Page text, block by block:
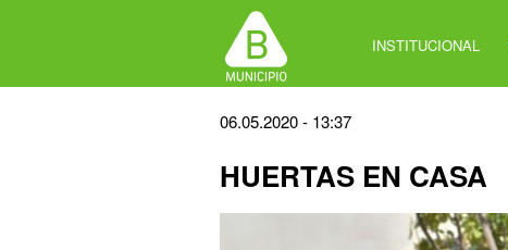
INSTITUCIONAL
Back
top
06.05.2020 - 13:37
HUERTAS EN CASA